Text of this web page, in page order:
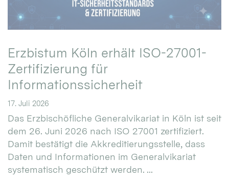
Erzbistum Köln erhält ISO-27001-
Zertifizierung für
Informationssicherheit
17. Juli 2026
Das Erzbischöfliche Generalvikariat in Köln ist seit
dem 26. Juni 2026 nach ISO 27001 zertifiziert.
Damit bestätigt die Akkreditierungsstelle, dass
Daten und Informationen im Generalvikariat
systematisch geschützt werden. ...